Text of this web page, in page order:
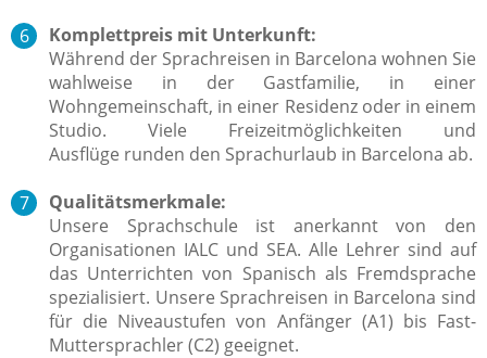
Komplettpreis mit Unterkunft:
Während der Sprachreisen in Barcelona wohnen Sie
wahlweise in der Gastfamilie, in einer
Wohngemeinschaft, in einer Residenz oder in einem
Studio. Viele Freizeitmöglichkeiten und
Ausflüge runden den Sprachurlaub in Barcelona ab.
Qualitätsmerkmale:
Unsere Sprachschule ist anerkannt von den
Organisationen IALC und SEA. Alle Lehrer sind auf
das Unterrichten von Spanisch als Fremdsprache
spezialisiert. Unsere Sprachreisen in Barcelona sind
für die Niveaustufen von Anfänger (A1) bis Fast-
Muttersprachler (C2) geeignet.